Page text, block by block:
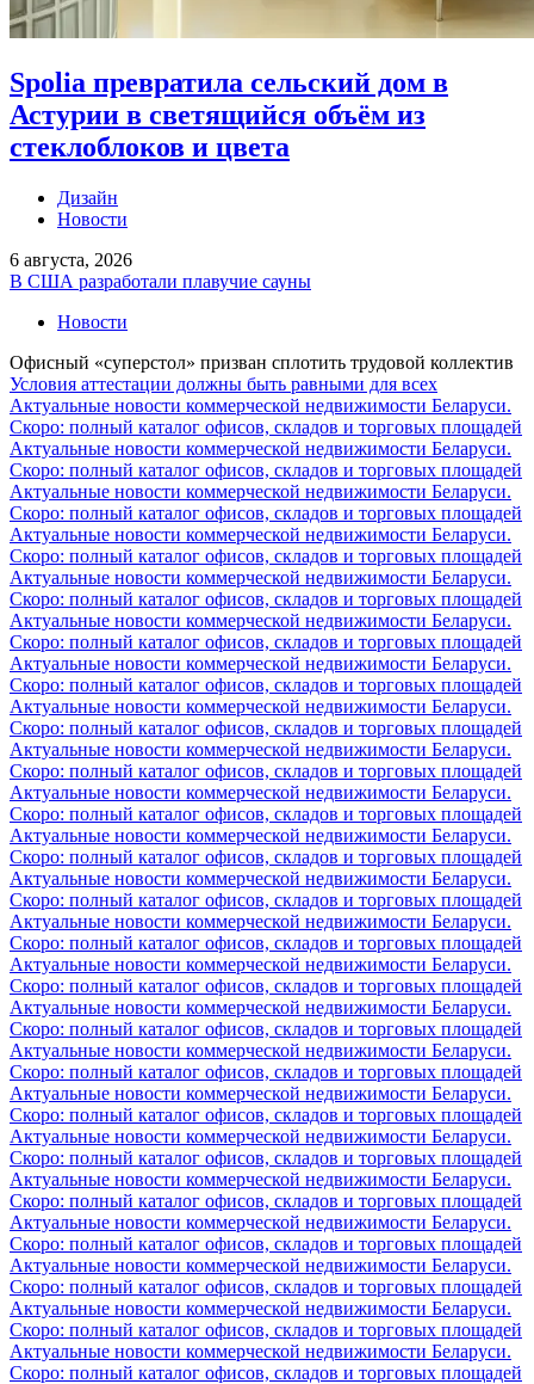
Spolia превратила сельский дом в
Астурии в светящийся объём из
стеклоблоков и цвета
Дизайн
Новости
6 августа, 2026
В США разработали плавучие сауны
Новости
Офисный «суперстол» призван сплотить трудовой коллектив
Условия аттестации должны быть равными для всех
Актуальные новости коммерческой недвижимости Беларуси.
Скоро: полный каталог офисов, складов и торговых площадей
Актуальные новости коммерческой недвижимости Беларуси.
Скоро: полный каталог офисов, складов и торговых площадей
Актуальные новости коммерческой недвижимости Беларуси.
Скоро: полный каталог офисов, складов и торговых площадей
Актуальные новости коммерческой недвижимости Беларуси.
Скоро: полный каталог офисов, складов и торговых площадей
Актуальные новости коммерческой недвижимости Беларуси.
Скоро: полный каталог офисов, складов и торговых площадей
Актуальные новости коммерческой недвижимости Беларуси.
Скоро: полный каталог офисов, складов и торговых площадей
Актуальные новости коммерческой недвижимости Беларуси.
Скоро: полный каталог офисов, складов и торговых площадей
Актуальные новости коммерческой недвижимости Беларуси.
Скоро: полный каталог офисов, складов и торговых площадей
Актуальные новости коммерческой недвижимости Беларуси.
Скоро: полный каталог офисов, складов и торговых площадей
Актуальные новости коммерческой недвижимости Беларуси.
Скоро: полный каталог офисов, складов и торговых площадей
Актуальные новости коммерческой недвижимости Беларуси.
Скоро: полный каталог офисов, складов и торговых площадей
Актуальные новости коммерческой недвижимости Беларуси.
Скоро: полный каталог офисов, складов и торговых площадей
Актуальные новости коммерческой недвижимости Беларуси.
Скоро: полный каталог офисов, складов и торговых площадей
Актуальные новости коммерческой недвижимости Беларуси.
Скоро: полный каталог офисов, складов и торговых площадей
Актуальные новости коммерческой недвижимости Беларуси.
Скоро: полный каталог офисов, складов и торговых площадей
Актуальные новости коммерческой недвижимости Беларуси.
Скоро: полный каталог офисов, складов и торговых площадей
Актуальные новости коммерческой недвижимости Беларуси.
Скоро: полный каталог офисов, складов и торговых площадей
Актуальные новости коммерческой недвижимости Беларуси.
Скоро: полный каталог офисов, складов и торговых площадей
Актуальные новости коммерческой недвижимости Беларуси.
Скоро: полный каталог офисов, складов и торговых площадей
Актуальные новости коммерческой недвижимости Беларуси.
Скоро: полный каталог офисов, складов и торговых площадей
Актуальные новости коммерческой недвижимости Беларуси.
Скоро: полный каталог офисов, складов и торговых площадей
Актуальные новости коммерческой недвижимости Беларуси.
Скоро: полный каталог офисов, складов и торговых площадей
Актуальные новости коммерческой недвижимости Беларуси.
Скоро: полный каталог офисов, складов и торговых площадей